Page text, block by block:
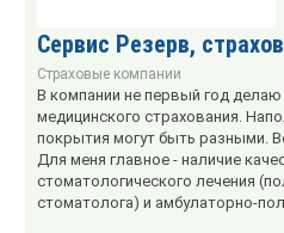
Сервис Резерв,
Страховые компании
В компании не первый год
медицинского страхования.
покрытия могут быть разными.
Для меня главное - наличие
стоматологического лечения
стоматолога) и амбулаторно-